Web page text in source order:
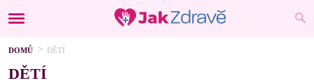
DOMŮ DĚTÍ
DĚTÍ